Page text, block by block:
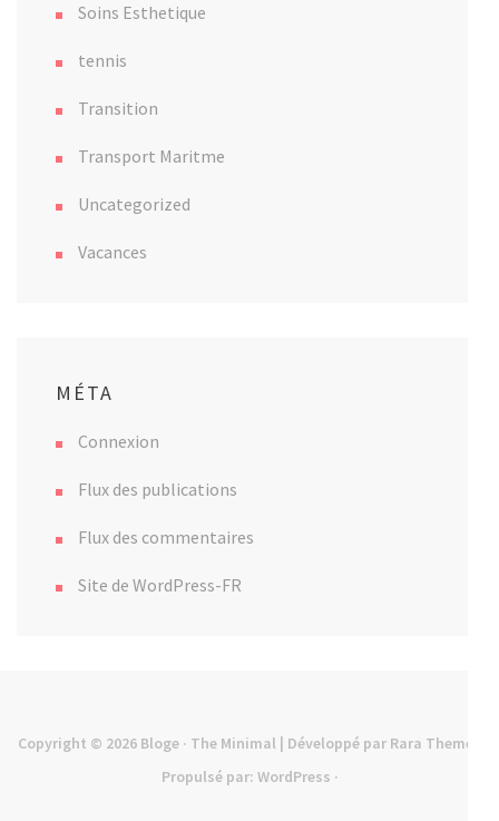
Soins Esthetique
tennis
Transition
Transport Maritme
Uncategorized
Vacances
MÉTA
Connexion
Flux des publications
Flux des commentaires
Site de WordPress-FR
Copyright © 2026 Bloge · The Minimal | Développé par Rara Theme
Propulsé par: WordPress ·